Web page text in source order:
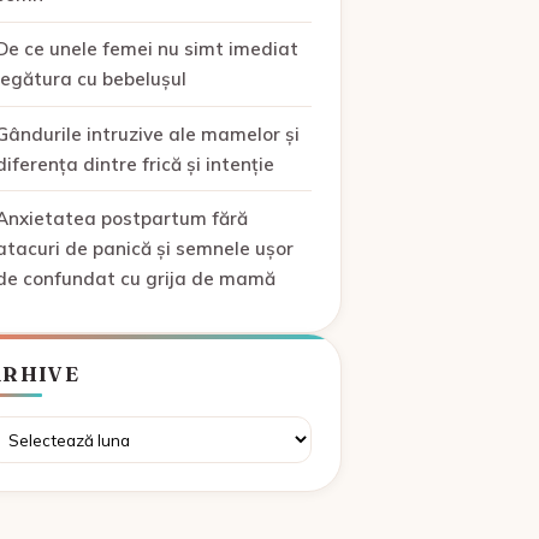
ce unele femei nu simt imediat
cu bebelușul
intruzive ale mamelor și
dintre frică și intenție
postpartum fără
de panică și semnele ușor
confundat cu grija de mamă